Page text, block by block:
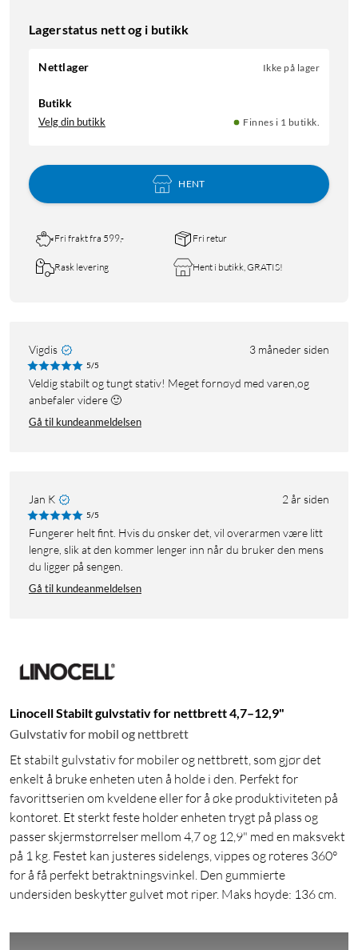
Lagerstatus nett og i butikk
Nettlager Ikke på lager
Butikk
Velg din butikk Finnes i 1 butikk.
HENT
Fri frakt fra 599,- Fri retur
Rask levering Hent i butikk, GRATIS!
Vigdis 3 måneder siden
5/5
Veldig stabilt og tungt stativ! Meget fornøyd med varen,og
anbefaler videre 🙂
Gå til kundeanmeldelsen
Jan K 2 år siden
5/5
Fungerer helt fint. Hvis du ønsker det, vil overarmen være litt
lengre, slik at den kommer lenger inn når du bruker den mens
du ligger på sengen.
Gå til kundeanmeldelsen
Linocell Stabilt gulvstativ for nettbrett 4,7–12,9"
Gulvstativ for mobil og nettbrett
Et stabilt gulvstativ for mobiler og nettbrett, som gjør det
enkelt å bruke enheten uten å holde i den. Perfekt for
favorittserien om kveldene eller for å øke produktiviteten på
kontoret. Et sterkt feste holder enheten trygt på plass og
passer skjermstørrelser mellom 4,7 og 12,9" med en maksvekt
på 1 kg. Festet kan justeres sidelengs, vippes og roteres 360°
for å få perfekt betraktningsvinkel. Den gummierte
undersiden beskytter gulvet mot riper. Maks høyde: 136 cm.